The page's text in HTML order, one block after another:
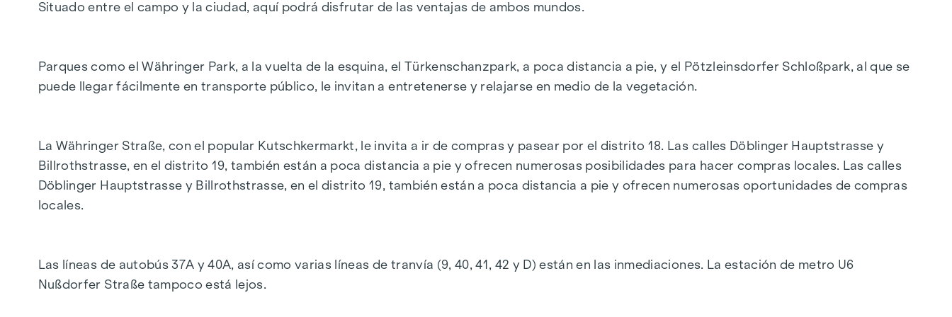
Pisos de 2 a 5 habitaciones
terrazas, jardines
Posibilidad de ampliar el balcón
buenas conexiones de transporte público
posibilidad de plazas de garaje
COSTES ADICIONALES
transacción según las tarifas estipuladas en la Ordenanza de Agentes Inmobiliarios BGBI. 262 y 297/1996 - es decir, el 3% del precio de compra
más el 20% de IVA. Esta obligación de comisión también se aplica si transmite a terceros la información que se le ha facilitado. Existe una
Situado entre el campo y la ciudad, aquí podrá disfrutar de las ventajas de ambos mundos.
Parques como el Währinger Park, a la vuelta de la esquina, el Türkenschanzpark, a poca distancia a pie, y el Pötzleinsdorfer Schloßpark, al que se
puede llegar fácilmente en transporte público, le invitan a entretenerse y relajarse en medio de la vegetación.
La Währinger Straße, con el popular Kutschkermarkt, le invita a ir de compras y pasear por el distrito 18. Las calles Döblinger Hauptstrasse y
Billrothstrasse, en el distrito 19, también están a poca distancia a pie y ofrecen numerosas posibilidades para hacer compras locales. Las calles
Döblinger Hauptstrasse y Billrothstrasse, en el distrito 19, también están a poca distancia a pie y ofrecen numerosas oportunidades de compras
locales.
Las líneas de autobús 37A y 40A, así como varias líneas de tranvía (9, 40, 41, 42 y D) están en las inmediaciones. La estación de metro U6
Nußdorfer Straße tampoco está lejos.